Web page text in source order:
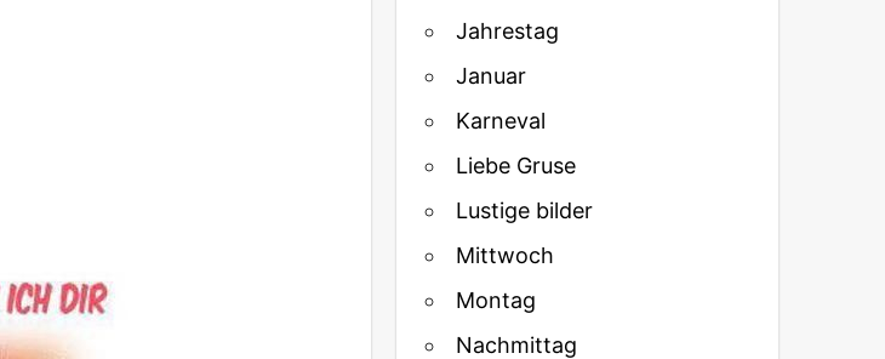
Jahrestag
Januar
Karneval
Liebe Gruse
Lustige bilder
Mittwoch
Montag
Nachmittag